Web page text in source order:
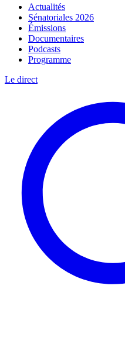
Actualités
Sénatoriales 2026
Émissions
Documentaires
Podcasts
Programme
Le direct